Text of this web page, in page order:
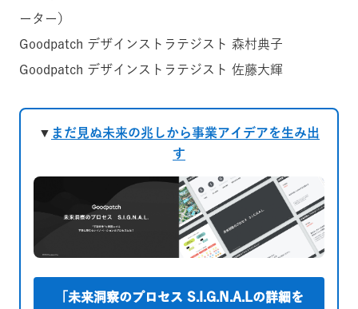
ーター）
Goodpatch デザインストラテジスト 森村典子
Goodpatch デザインストラテジスト 佐藤大輝
▼ まだ見ぬ未来の兆しから事業アイデアを生み出
す
「未来洞察のプロセス S.I.G.N.A.Lの詳細を